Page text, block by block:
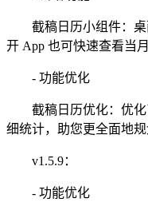
截稿日历小组件：桌
开 App 也可快速查看当
- 功能优化
截稿日历优化：优化
细统计，助您更全面地规
v1.5.9：
- 功能优化